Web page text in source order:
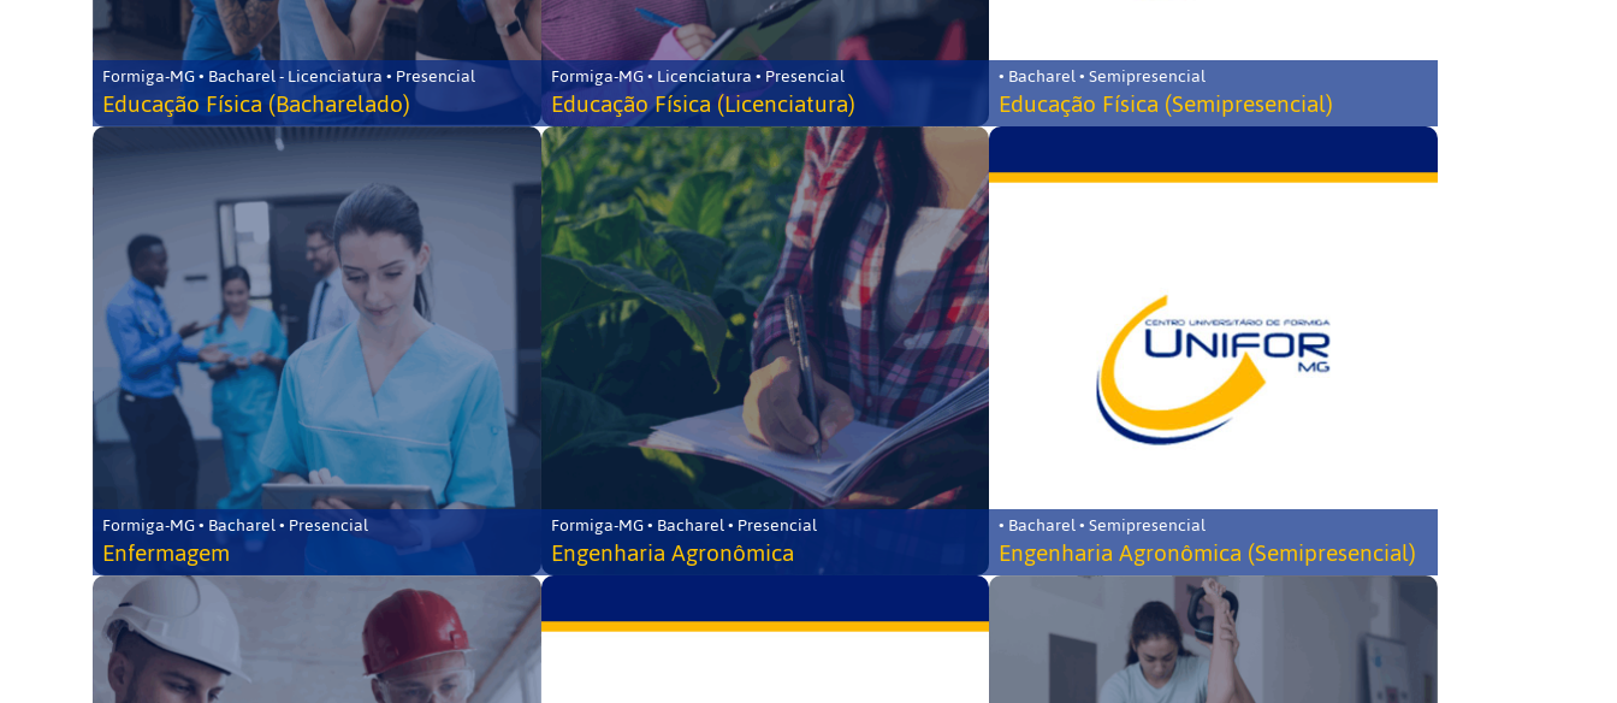
Formiga-MG • Bacharel - Licenciatura • Presencial
Educação Física (Bacharelado)
Formiga-MG • Licenciatura • Presencial
Educação Física (Licenciatura)
• Bacharel • Semipresencial
Educação Física (Semipresencial)
Formiga-MG • Bacharel • Presencial
Enfermagem
Formiga-MG • Bacharel • Presencial
Engenharia Agronômica
• Bacharel • Semipresencial
Engenharia Agronômica (Semipresencial)